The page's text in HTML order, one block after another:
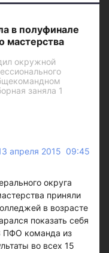
в полуфинале
мастерства
окружной
заняла 1
апреля 2015 09:45
округа
приняли
в возрасте
показать себя
ПФО команда из
во всех 15